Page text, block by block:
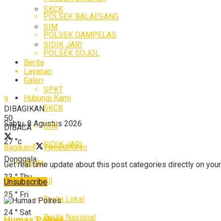
SKCK
SIM
SIDIK JARI
Berita
Galeri
Hubungi Kami
Sabtu, 8 Agustus 2026
27 °c
Donggala
23 ° Thu
25 ° Fri
24 ° Sat
POLSEK BALAESANG
POLSEK DAMPELAS
POLSEK SOJOL
Layanan
SPKT
SKCK
SIM
SIDIK JARI
Berita
All
Berita Lokal
Berita Nasional
9
DIBAGIKAN
50
DIBACA
Bagikan4 Tweet2Kirim
Get real time update about this post categories directly on
Unsubscribe